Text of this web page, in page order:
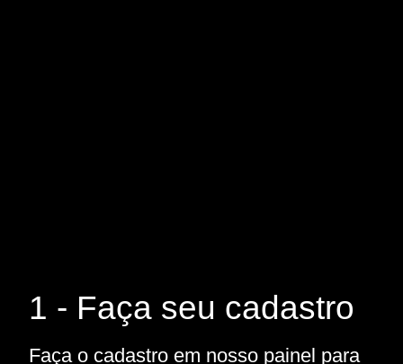
1 - Faça seu cadastro
Faça o cadastro em nosso painel para